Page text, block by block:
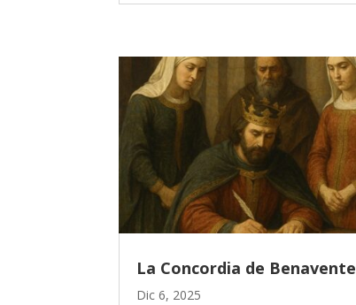
La Concordia de Benavente
Dic 6, 2025